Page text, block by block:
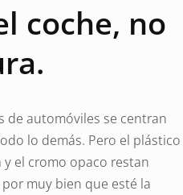
coche, no
de automóviles se centran
lo demás. Pero el plástico
el cromo opaco restan
muy bien que esté la